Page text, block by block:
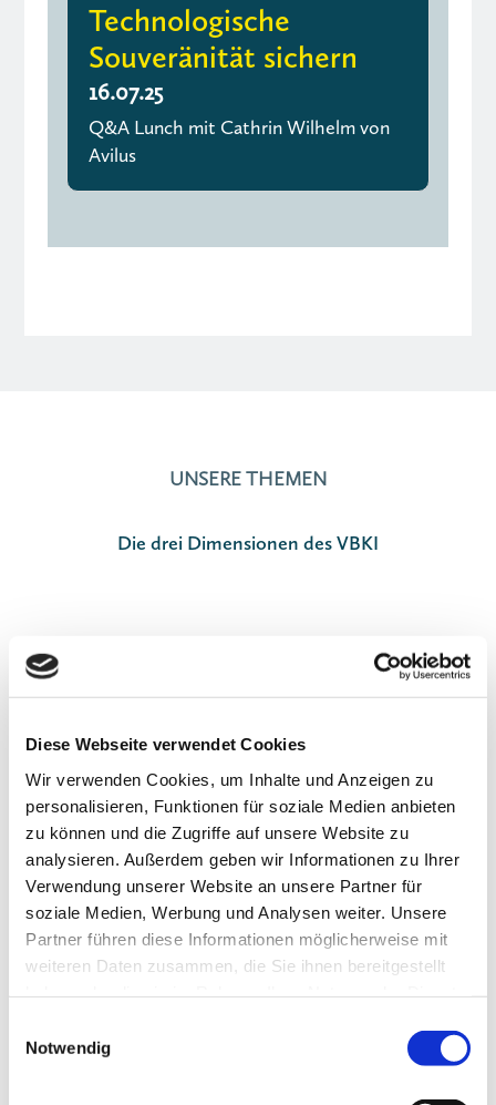
Diese Webseite verwendet Cookies
Wir verwenden Cookies, um Inhalte und Anzeigen zu
personalisieren, Funktionen für soziale Medien anbieten
zu können und die Zugriffe auf unsere Website zu
analysieren. Außerdem geben wir Informationen zu Ihrer
Verwendung unserer Website an unsere Partner für
soziale Medien, Werbung und Analysen weiter. Unsere
Partner führen diese Informationen möglicherweise mit
weiteren Daten zusammen, die Sie ihnen bereitgestellt
Notwendig
Technologische
Souveränität sichern
16.07.25
Q&A Lunch mit Cathrin Wilhelm von
Avilus
UNSERE THEMEN
Die drei Dimensionen des VBKI

NETZWERK
Wir bringen die Entscheider Berlins zusammen